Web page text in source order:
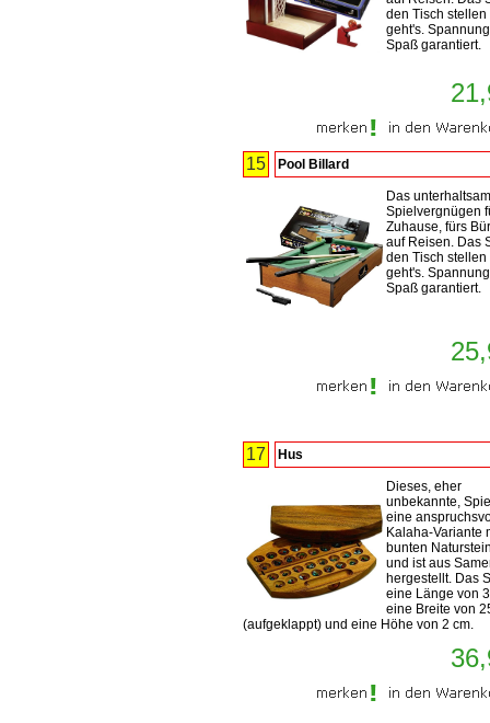
den Tisch stellen
geht's.
Spaß garantiert.
15 Pool Billard
Das
Spielvergnügen
Zuhause, fürs
auf Reisen. Das
den Tisch stellen
geht's.
Spaß garantiert.
17 Hus
Dieses, eher
unbekannte,
eine
Kalaha-Variante
bunten
und ist aus
hergestellt. Das
eine Länge von
eine Breite von
(aufgeklappt) und eine Höhe von 2 cm.